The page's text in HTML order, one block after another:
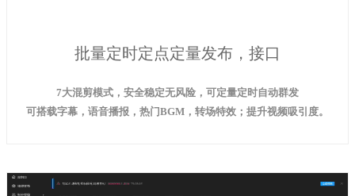
批量定时定点定量发布，接口
7大混剪模式，安全稳定无风险，可定量定时自动群发
可搭载字幕，语音播报，热门BGM，转场特效；提升视频吸引度。